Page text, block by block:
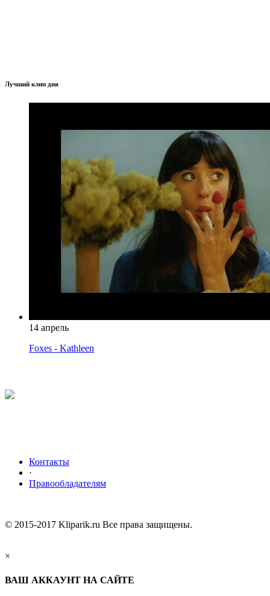
Лучший клип дня
14 апрель
Foxes - Kathleen
Контакты
·
Правообладателям
© 2015-2017 Kliparik.ru Все права защищены.
×
ВАШ АККАУНТ НА САЙТЕ